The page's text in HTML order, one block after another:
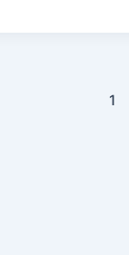
1